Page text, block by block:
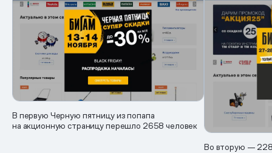
В первую Черную пятницу из попапа
на акционную страницу перешло 2658 человек
Во вторую —